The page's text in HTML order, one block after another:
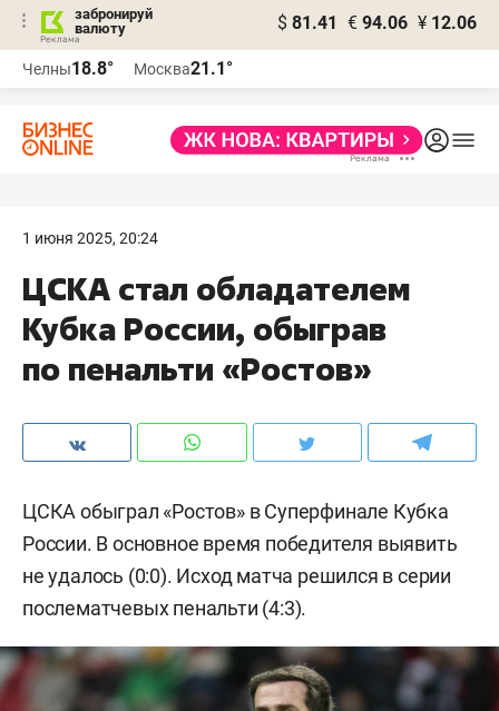
забронируй
валюту
$ 81.41 € 94.06 ¥ 12.06
Челны18.8° Москва21.1°
1 июня 2025, 20:24
ЦСКА стал обладателем
Кубка России, обыграв
по пенальти «Ростов»
ЦСКА обыграл «Ростов» в Суперфинале Кубка
России. В основное время победителя выявить
не удалось (0:0). Исход матча решился в серии
послематчевых пенальти (4:3).